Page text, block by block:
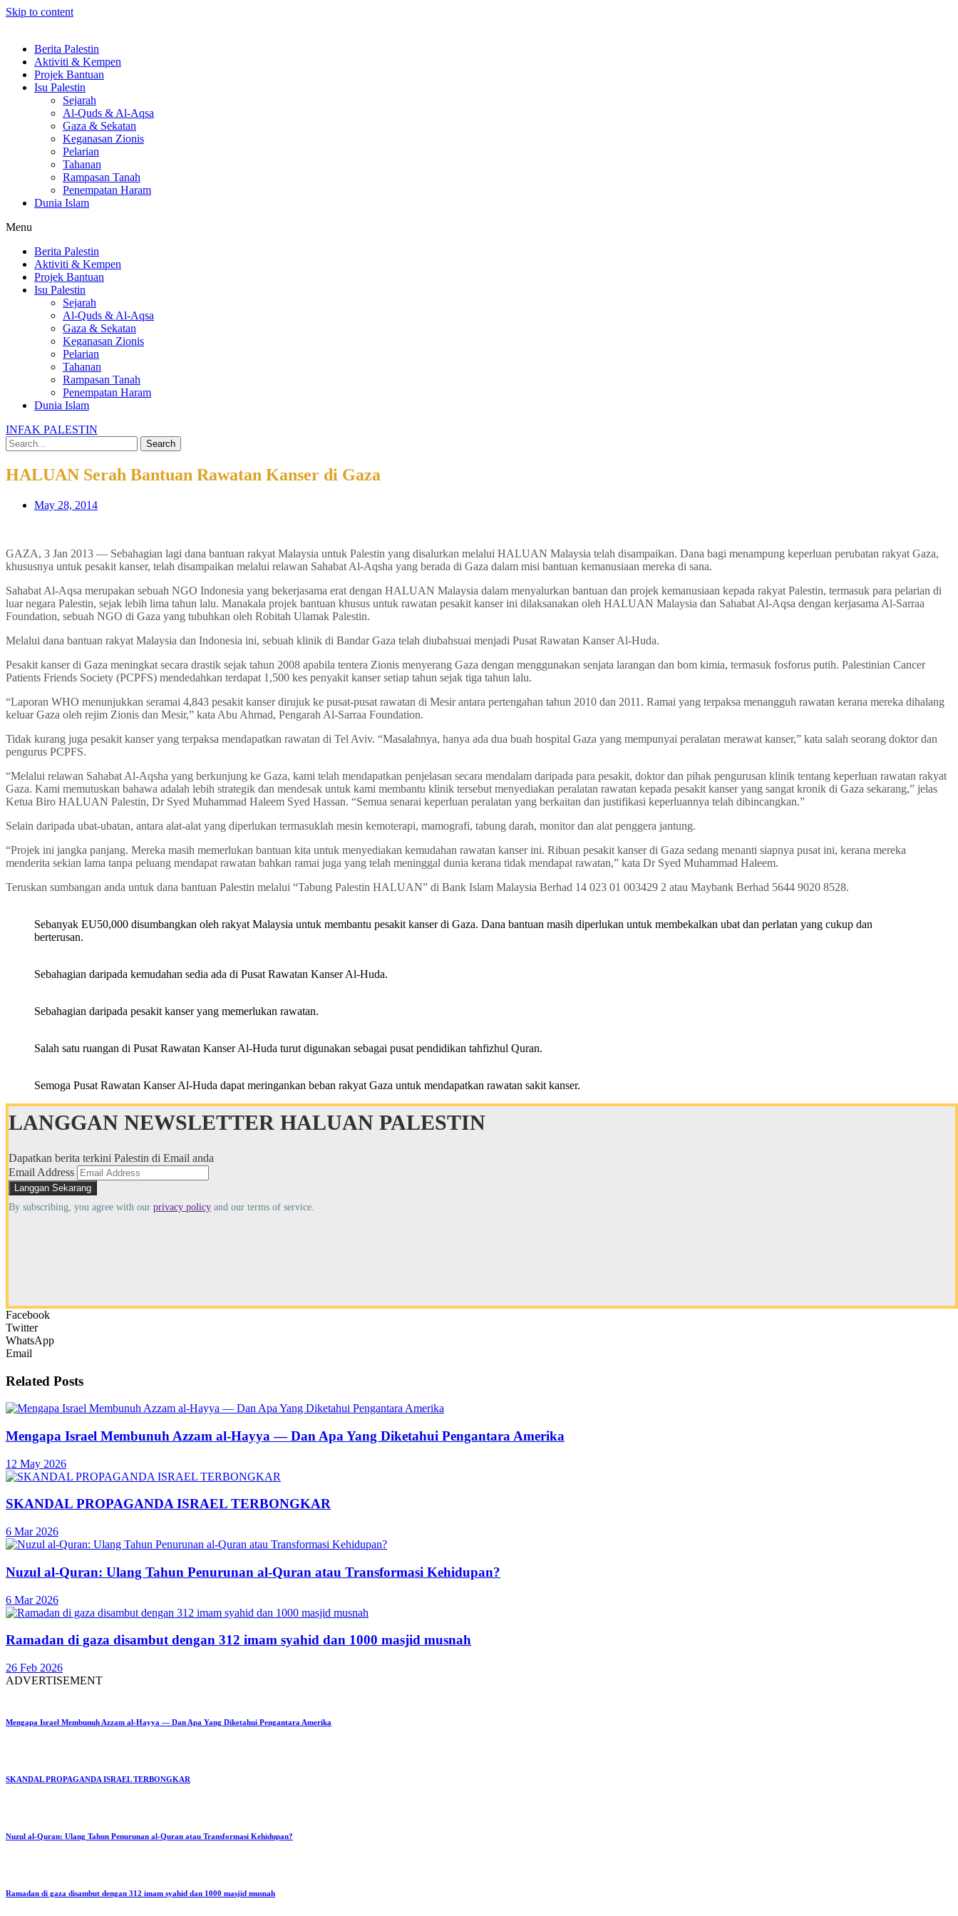
Skip to content
Berita Palestin
Aktiviti & Kempen
Projek Bantuan
Isu Palestin
Sejarah
Al-Quds & Al-Aqsa
Gaza & Sekatan
Keganasan Zionis
Pelarian
Tahanan
Rampasan Tanah
Penempatan Haram
Dunia Islam
Menu
Berita Palestin
Aktiviti & Kempen
Projek Bantuan
Isu Palestin
Sejarah
Al-Quds & Al-Aqsa
Gaza & Sekatan
Keganasan Zionis
Pelarian
Tahanan
Rampasan Tanah
Penempatan Haram
Dunia Islam
INFAK PALESTIN
Search
HALUAN Serah Bantuan Rawatan Kanser di Gaza
May 28, 2014
GAZA, 3 Jan 2013 — Sebahagian lagi dana bantuan rakyat Malaysia untuk Palestin yang disalurkan melalui HALUAN Malaysia telah disampaikan. Dana bagi menampung keperluan perubatan rakyat Gaza,
khususnya untuk pesakit kanser, telah disampaikan melalui relawan Sahabat Al-Aqsha yang berada di Gaza dalam misi bantuan kemanusiaan mereka di sana.
Sahabat Al-Aqsa merupakan sebuah NGO Indonesia yang bekerjasama erat dengan HALUAN Malaysia dalam menyalurkan bantuan dan projek kemanusiaan kepada rakyat Palestin, termasuk para pelarian di
luar negara Palestin, sejak lebih lima tahun lalu. Manakala projek bantuan khusus untuk rawatan pesakit kanser ini dilaksanakan oleh HALUAN Malaysia dan Sahabat Al-Aqsa dengan kerjasama Al-Sarraa
Foundation, sebuah NGO di Gaza yang tubuhkan oleh Robitah Ulamak Palestin.
Melalui dana bantuan rakyat Malaysia dan Indonesia ini, sebuah klinik di Bandar Gaza telah diubahsuai menjadi Pusat Rawatan Kanser Al-Huda.
Pesakit kanser di Gaza meningkat secara drastik sejak tahun 2008 apabila tentera Zionis menyerang Gaza dengan menggunakan senjata larangan dan bom kimia, termasuk fosforus putih. Palestinian Cancer
Patients Friends Society (PCPFS) mendedahkan terdapat 1,500 kes penyakit kanser setiap tahun sejak tiga tahun lalu.
“Laporan WHO menunjukkan seramai 4,843 pesakit kanser dirujuk ke pusat-pusat rawatan di Mesir antara pertengahan tahun 2010 dan 2011. Ramai yang terpaksa menangguh rawatan kerana mereka dihalang
keluar Gaza oleh rejim Zionis dan Mesir,” kata Abu Ahmad, Pengarah Al-Sarraa Foundation.
Tidak kurang juga pesakit kanser yang terpaksa mendapatkan rawatan di Tel Aviv. “Masalahnya, hanya ada dua buah hospital Gaza yang mempunyai peralatan merawat kanser,” kata salah seorang doktor dan
pengurus PCPFS.
“Melalui relawan Sahabat Al-Aqsha yang berkunjung ke Gaza, kami telah mendapatkan penjelasan secara mendalam daripada para pesakit, doktor dan pihak pengurusan klinik tentang keperluan rawatan rakyat
Gaza. Kami memutuskan bahawa adalah lebih strategik dan mendesak untuk kami membantu klinik tersebut menyediakan peralatan rawatan kepada pesakit kanser yang sangat kronik di Gaza sekarang,” jelas
Ketua Biro HALUAN Palestin, Dr Syed Muhammad Haleem Syed Hassan. “Semua senarai keperluan peralatan yang berkaitan dan justifikasi keperluannya telah dibincangkan.”
Selain daripada ubat-ubatan, antara alat-alat yang diperlukan termasuklah mesin kemoterapi, mamografi, tabung darah, monitor dan alat penggera jantung.
“Projek ini jangka panjang. Mereka masih memerlukan bantuan kita untuk menyediakan kemudahan rawatan kanser ini. Ribuan pesakit kanser di Gaza sedang menanti siapnya pusat ini, kerana mereka
menderita sekian lama tanpa peluang mendapat rawatan bahkan ramai juga yang telah meninggal dunia kerana tidak mendapat rawatan,” kata Dr Syed Muhammad Haleem.
Teruskan sumbangan anda untuk dana bantuan Palestin melalui “Tabung Palestin HALUAN” di Bank Islam Malaysia Berhad 14 023 01 003429 2 atau Maybank Berhad 5644 9020 8528.
Sebanyak EU50,000 disumbangkan oleh rakyat Malaysia untuk membantu pesakit kanser di Gaza. Dana bantuan masih diperlukan untuk membekalkan ubat dan perlatan yang cukup dan
berterusan.
Sebahagian daripada kemudahan sedia ada di Pusat Rawatan Kanser Al-Huda.
Sebahagian daripada pesakit kanser yang memerlukan rawatan.
Salah satu ruangan di Pusat Rawatan Kanser Al-Huda turut digunakan sebagai pusat pendidikan tahfizhul Quran.
Semoga Pusat Rawatan Kanser Al-Huda dapat meringankan beban rakyat Gaza untuk mendapatkan rawatan sakit kanser.
LANGGAN NEWSLETTER HALUAN PALESTIN
Dapatkan berita terkini Palestin di Email anda
Email Address
By subscribing, you agree with our privacy policy and our terms of service.
Facebook
Twitter
WhatsApp
Email
Related Posts
Mengapa Israel Membunuh Azzam al-Hayya — Dan Apa Yang Diketahui Pengantara Amerika
12 May 2026
SKANDAL PROPAGANDA ISRAEL TERBONGKAR
6 Mar 2026
Nuzul al-Quran: Ulang Tahun Penurunan al-Quran atau Transformasi Kehidupan?
6 Mar 2026
Ramadan di gaza disambut dengan 312 imam syahid dan 1000 masjid musnah
26 Feb 2026
ADVERTISEMENT
Mengapa Israel Membunuh Azzam al-Hayya — Dan Apa Yang Diketahui Pengantara Amerika
SKANDAL PROPAGANDA ISRAEL TERBONGKAR
Nuzul al-Quran: Ulang Tahun Penurunan al-Quran atau Transformasi Kehidupan?
Ramadan di gaza disambut dengan 312 imam syahid dan 1000 masjid musnah